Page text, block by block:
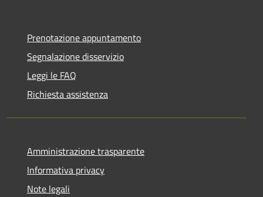
Prenotazione appuntamento
Segnalazione disservizio
Leggi le FAQ
Richiesta assistenza
Amministrazione trasparente
Informativa privacy
Note legali